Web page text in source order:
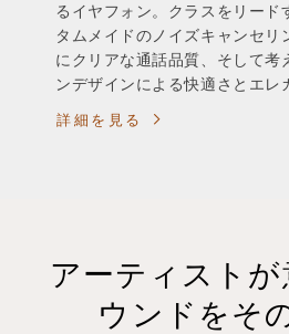
るイヤフォン。クラスをリード
タムメイドのノイズキャンセリ
にクリアな通話品質、そして考
ンデザインによる快適さとエレ
詳細を見る
アーティスト
ウンドをそ